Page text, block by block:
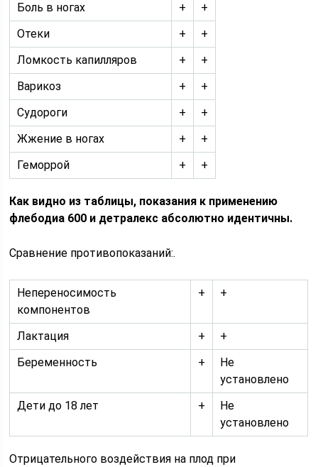
Боль в ногах
+
+
Отеки
+
+
Ломкость капилляров
+
+
Варикоз
+
+
Судороги
+
+
Жжение в ногах
+
+
Геморрой
+ +
Как видно из таблицы, показания к применению
флебодиа 600 и детралекс абсолютно идентичны.
Сравнение противопоказаний:.
Непереносимость
компонентов
+ +
Лактация +
+
Беременность
+
Не
установлено
Дети до 18 лет
+
Не
установлено
Отрицательного воздействия на плод при